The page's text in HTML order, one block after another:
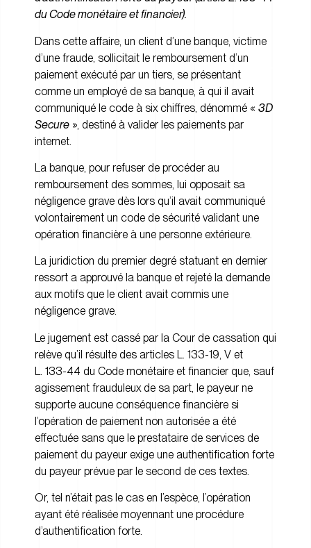
du Code monétaire et financier).
Dans cette affaire, un client d’une banque, victime
d’une fraude, sollicitait le remboursement d’un
paiement exécuté par un tiers, se présentant
comme un employé de sa banque, à qui il avait
communiqué le code à six chiffres, dénommé « 3D
Secure », destiné à valider les paiements par
internet.
La banque, pour refuser de procéder au
remboursement des sommes, lui opposait sa
négligence grave dès lors qu’il avait communiqué
volontairement un code de sécurité validant une
opération financière à une personne extérieure.
La juridiction du premier degré statuant en dernier
ressort a approuvé la banque et rejeté la demande
aux motifs que le client avait commis une
négligence grave.
Le jugement est cassé par la Cour de cassation qui
relève qu’il résulte des articles L. 133-19, V et
L. 133-44 du Code monétaire et financier que, sauf
agissement frauduleux de sa part, le payeur ne
supporte aucune conséquence financière si
l’opération de paiement non autorisée a été
effectuée sans que le prestataire de services de
paiement du payeur exige une authentification forte
du payeur prévue par le second de ces textes.
Or, tel n’était pas le cas en l’espèce, l’opération
ayant été réalisée moyennant une procédure
d’authentification forte.